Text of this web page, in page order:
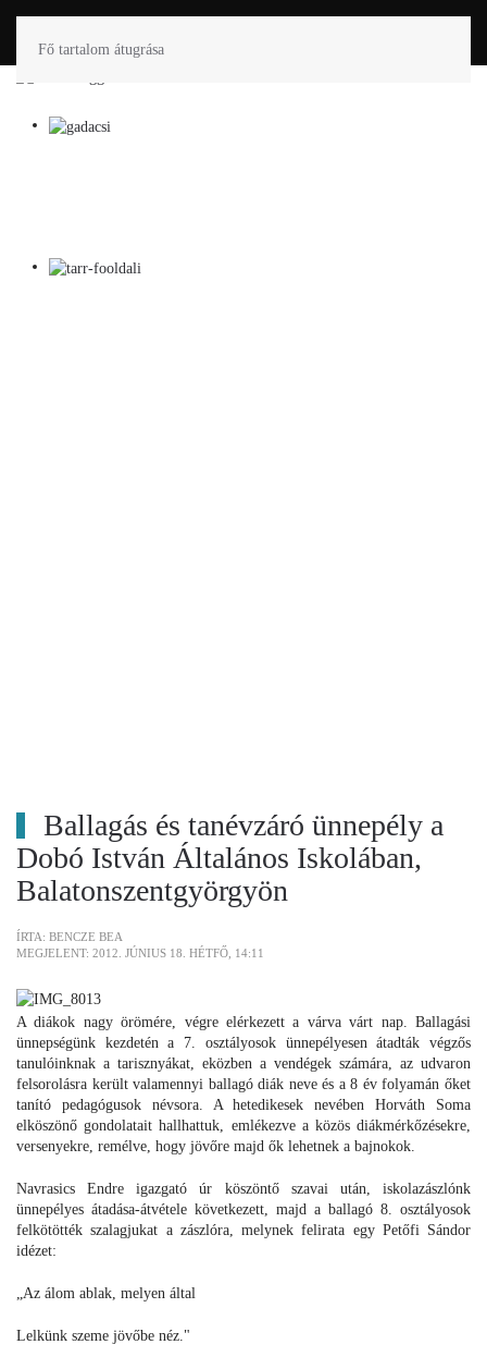
Fő tartalom átugrása
Ballagás és tanévzáró ünnepély a
Dobó István Általános Iskolában,
Balatonszentgyörgyön
ÍRTA: BENCZE BEA
MEGJELENT: 2012. JÚNIUS 18. HÉTFŐ, 14:11
A diákok nagy örömére, végre elérkezett a várva várt nap. Ballagási
ünnepségünk kezdetén a 7. osztályosok ünnepélyesen átadták végzős
tanulóinknak a tarisznyákat, eközben a vendégek számára, az udvaron
felsorolásra került valamennyi ballagó diák neve és a 8 év folyamán őket
tanító pedagógusok névsora. A hetedikesek nevében Horváth Soma
elköszönő gondolatait hallhattuk, emlékezve a közös diákmérkőzésekre,
versenyekre, remélve, hogy jövőre majd ők lehetnek a bajnokok.
Navrasics Endre igazgató úr köszöntő szavai után, iskolazászlónk
ünnepélyes átadása-átvétele következett, majd a ballagó 8. osztályosok
felkötötték szalagjukat a zászlóra, melynek felirata egy Petőfi Sándor
idézet:
„Az álom ablak, melyen által
Lelkünk szeme jövőbe néz."